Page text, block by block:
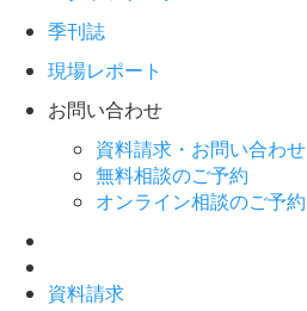
季刊誌
現場レポート
お問い合わせ
資料請求・お問い合わせ
無料相談のご予約
オンライン相談のご予約
資料請求